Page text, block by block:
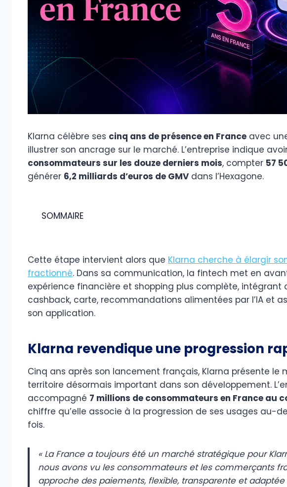
Klarna célèbre ses cinq ans de présence en France avec
illustrer son ancrage sur le marché. L’entreprise indique
consommateurs sur les douze derniers mois, compter 57
générer 6,2 milliards d’euros de GMV dans l’Hexagone.
SOMMAIRE
Cette étape intervient alors que Klarna cherche à élargir
fractionné. Dans sa communication, la fintech met en
expérience financière et shopping plus complète,
cashback, carte, recommandations alimentées par l’IA et
son application.
Klarna revendique une progression
Cinq ans après son lancement français, Klarna présente
territoire désormais important dans son développement.
accompagné 7 millions de consommateurs en France au
chiffre qu’elle associe à la progression de ses usages au-
fois.
« La France a toujours été un marché stratégique pour
nous avons vu les consommateurs et les commerçants
approche des paiements, flexible, transparente et adaptée